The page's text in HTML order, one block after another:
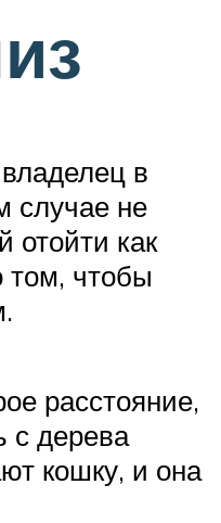
в
случае не
отойти как
том, чтобы
расстояние,
с дерева
кошку, и она